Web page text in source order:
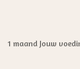
1 maand Jouw